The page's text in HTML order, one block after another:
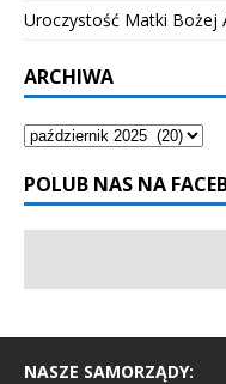
Uroczystość Matki Bożej
ARCHIWA
POLUB NAS NA
NASZE SAMORZĄDY: